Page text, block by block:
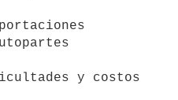
y costos